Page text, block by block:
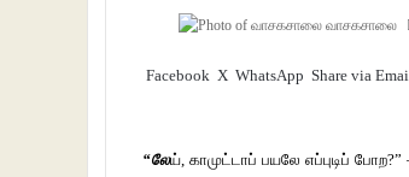
வாசகசாலை
Facebook X WhatsApp Share via
“லேய், காமுட்டாப் பயலே எப்புடிப்